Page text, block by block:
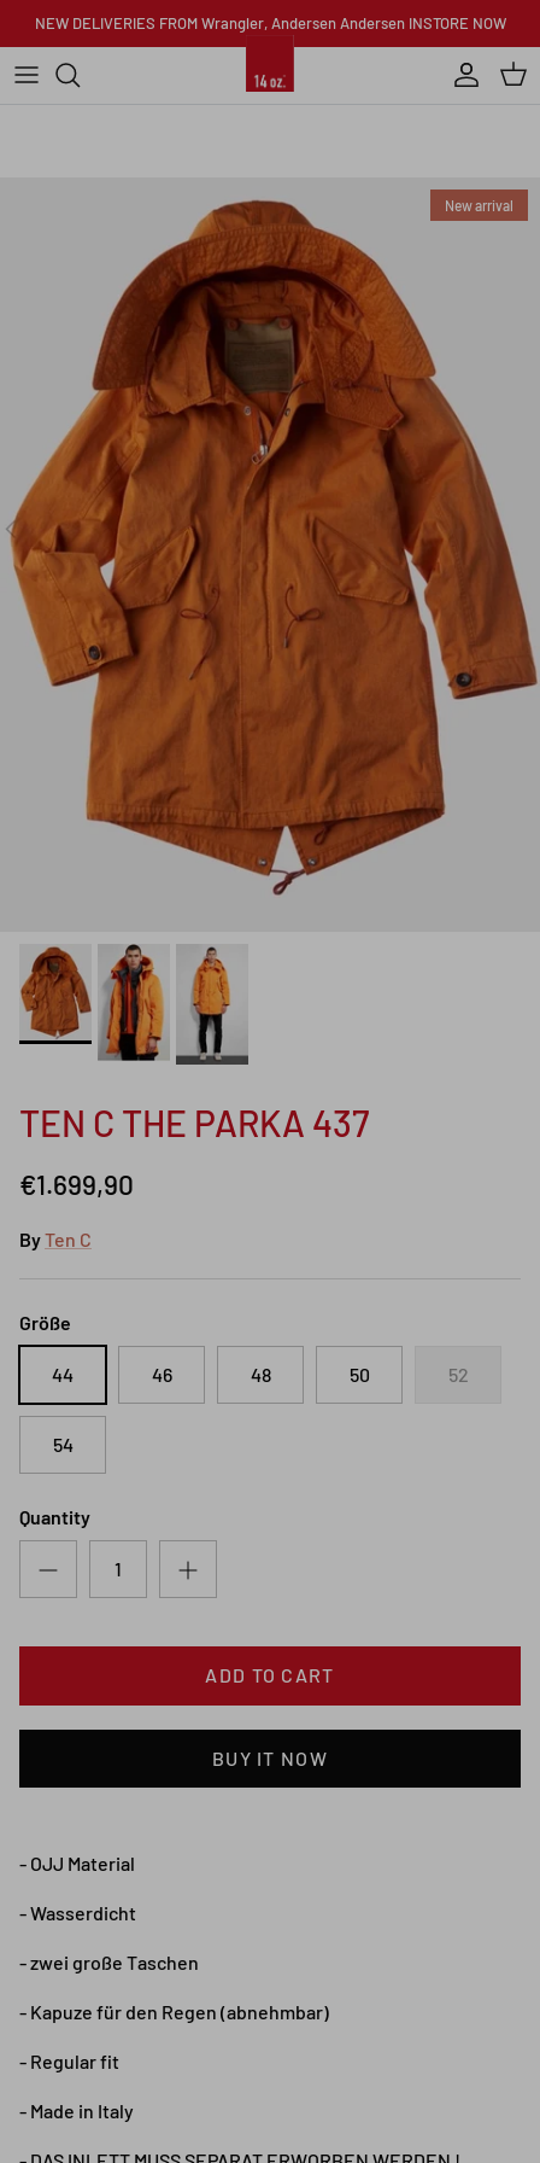
Skip to content
NEW DELIVERIES FROM Wrangler, Andersen Andersen INSTORE NOW
Account
New arrival
TEN C THE PARKA 437
€1.699,90
ByTen C
Größe
44 46 48 50 52
54
Quantity
ADD TO CART
BUY IT NOW
- OJJ Material
- Wasserdicht
- zwei große Taschen
- Kapuze für den Regen (abnehmbar)
- Regular fit
- Made in Italy